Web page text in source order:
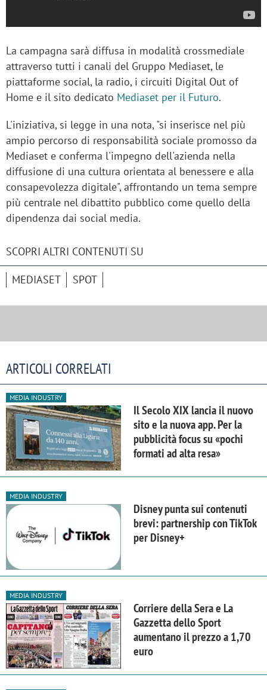
La campagna sarà diffusa in modalità crossmediale
attraverso tutti i canali del Gruppo Mediaset, le
piattaforme social, la radio, i circuiti Digital Out of
Home e il sito dedicato Mediaset per il Futuro.
L'iniziativa, si legge in una nota, "si inserisce nel più
ampio percorso di responsabilità sociale promosso da
Mediaset e conferma l'impegno dell'azienda nella
diffusione di una cultura orientata al benessere e alla
consapevolezza digitale", affrontando un tema sempre
più centrale nel dibattito pubblico come quello della
dipendenza dai social media.
SCOPRI ALTRI CONTENUTI SU
MEDIASET SPOT
ARTICOLI CORRELATI
MEDIA INDUSTRY
Il Secolo XIX lancia il nuovo
sito e la nuova app. Per la
pubblicità focus su «pochi
formati ad alta resa»
MEDIA INDUSTRY
Disney punta sui contenuti
brevi: partnership con TikTok
per Disney+
MEDIA INDUSTRY
Corriere della Sera e La
Gazzetta dello Sport
aumentano il prezzo a 1,70
euro